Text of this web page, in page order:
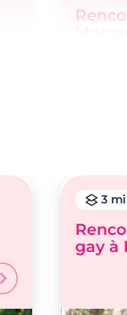
3
gay à